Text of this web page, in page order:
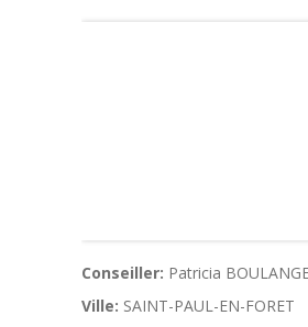
Conseiller: Patricia
Ville: SAINT-PAUL-EN-FORET